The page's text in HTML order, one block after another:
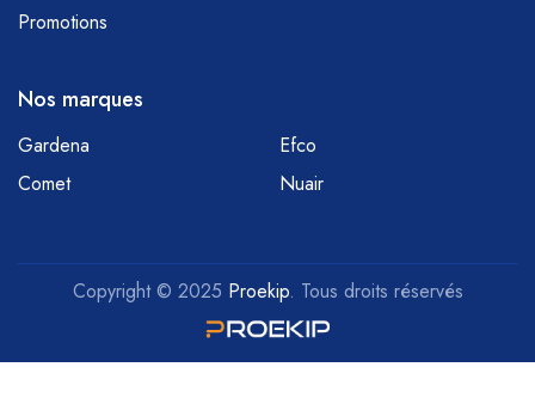
Promotions
Nos marques
Gardena
Efco
Comet
Nuair
Copyright © 2025 Proekip. Tous droits réservés